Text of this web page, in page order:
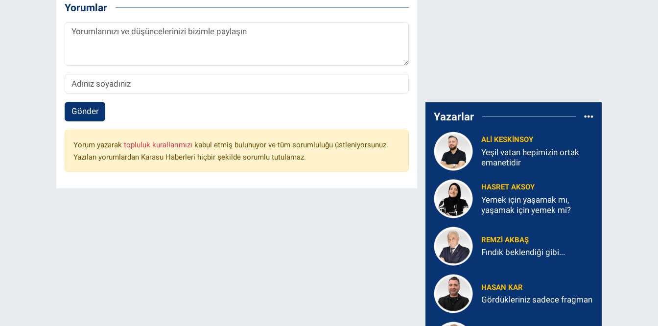
Yorumlar
Gönder
Yorum yazarak topluluk kurallarımızı kabul etmiş bulunuyor ve tüm sorumluluğu üstleniyorsunuz.
Yazılan yorumlardan Karasu Haberleri hiçbir şekilde sorumlu tutulamaz.
Yazarlar
ALI KESKINSOY
Yeşil vatan hepimizin ortak
emanetidir
HASRET AKSOY
Yemek için yaşamak mı,
yaşamak için yemek mi?
REMZI AKBAŞ
Fındık beklendiği gibi...
HASAN KAR
Gördükleriniz sadece fragman